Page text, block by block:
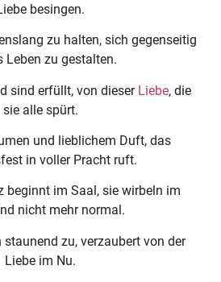
besingen.
zu halten, sich gegenseitig
Leben zu gestalten.
sind erfüllt, von dieser Liebe, die
sie alle spürt.
und lieblichem Duft, das
in voller Pracht ruft.
beginnt im Saal, sie wirbeln im
nicht mehr normal.
staunend zu, verzaubert von der
Liebe im Nu.